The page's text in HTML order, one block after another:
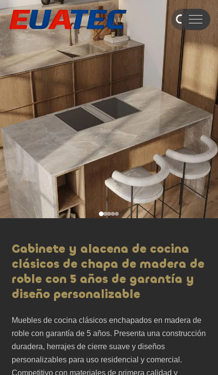
Gabinete y alacena de cocina
clásicos de chapa de madera de
roble con 5 años de garantía y
diseño personalizable
Muebles de cocina clásicos enchapados en madera de
roble con garantía de 5 años. Presenta una construcción
duradera, herrajes de cierre suave y diseños
personalizables para uso residencial y comercial.
Competitivo con materiales de primera calidad y